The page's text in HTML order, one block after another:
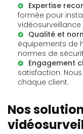
Expertise
formée pour
Qualité et
équipements de
normes de
Engagement
satisfaction.
chaque client.
Nos